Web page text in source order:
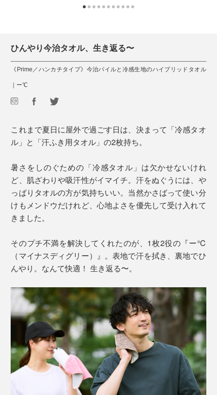
ひんやり今治タオル、生き返る〜
《Prime／ハンカチタイプ》今治パイルと冷感生地のハイブリッドタオル
｜ー℃
これまで夏日に屋外で過ごす日は、決まって「冷感タオ
ル」と「汗ふき用タオル」の2枚持ち。
暑さをしのぐための「冷感タオル」は欠かせないけれ
ど、肌ざわりや吸汗性がイマイチ。汗をぬぐうには、や
っぱりタオルの方が気持ちいい。当然かさばって使い分
けもメンドウだけれど、心地よさを優先して受け入れて
きました。
そのプチ不満を解決してくれたのが、1枚2役の『ー℃
（マイナスディグリー）』。表地で汗を拭き、裏地でひ
んやり。なんて快適！ 生き返る〜。